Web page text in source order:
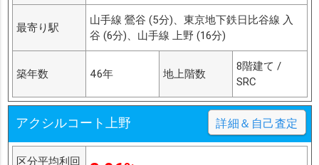
最寄り駅
山手線 鶯谷 (5分)、東京地下鉄日比谷線 入
谷 (6分)、山手線 上野 (16分)
築年数 46年 地上階数
8階建て /
SRC
アクシルコート上野 詳細＆自己査定
区分平均利回